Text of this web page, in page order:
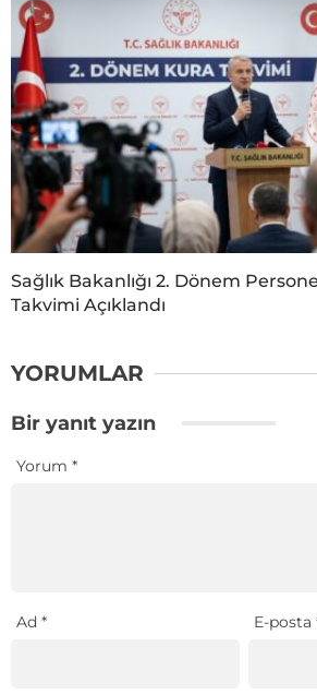
Sağlık Bakanlığı 2. Dönem
Takvimi Açıklandı
YORUMLAR
Bir yanıt yazın
Yorum *
Ad * E-posta